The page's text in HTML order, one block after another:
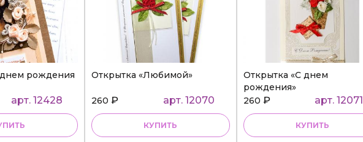
рождения
арт. 12428
Открытка «Любимой»
260 ₽ арт. 12070
КУПИТЬ
Открытка «С днем
рождения»
260 ₽ арт. 12071
КУПИТЬ